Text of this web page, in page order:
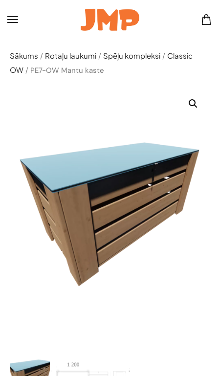
Sākums / Rotaļu laukumi / Spēļu kompleksi / Classic
OW / PE7-OW Mantu kaste